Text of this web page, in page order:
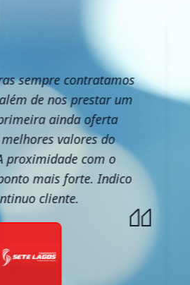
sempre contratamos
de nos prestar um
ainda oferta
valores do
proximidade com o
mais forte. Indico
cliente.